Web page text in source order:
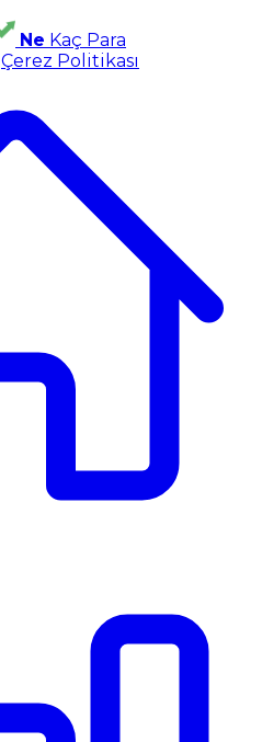
Ne Kaç Para
Çerez Politikası